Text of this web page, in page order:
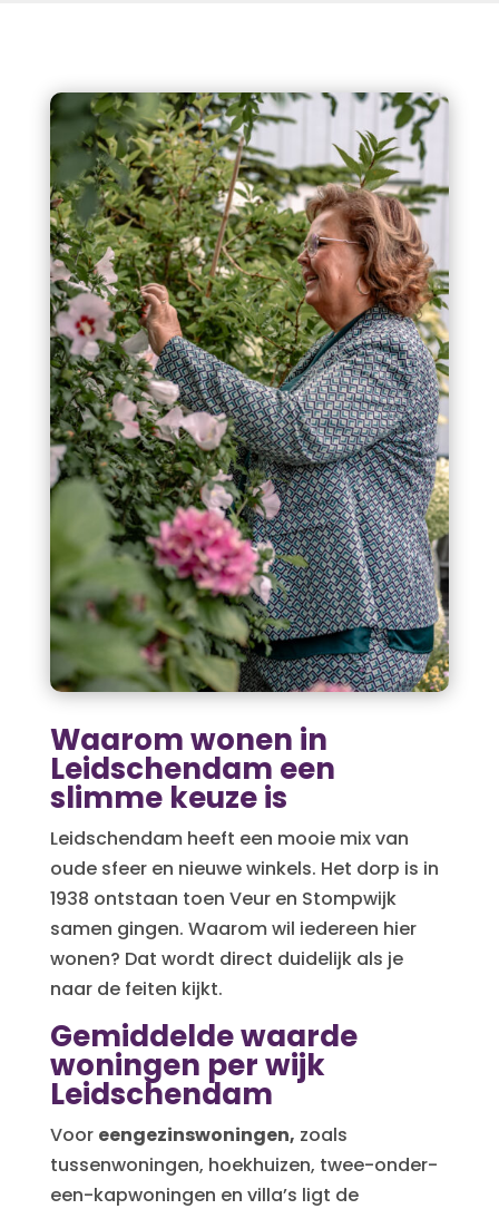
Waarom wonen in
Leidschendam een
slimme keuze is
Leidschendam heeft een mooie mix van
oude sfeer en nieuwe winkels. Het dorp is in
1938 ontstaan toen Veur en Stompwijk
samen gingen. Waarom wil iedereen hier
wonen? Dat wordt direct duidelijk als je
naar de feiten kijkt.
Gemiddelde waarde
woningen per wijk
Leidschendam
Voor eengezinswoningen, zoals
tussenwoningen, hoekhuizen, twee-onder-
een-kapwoningen en villa’s ligt de